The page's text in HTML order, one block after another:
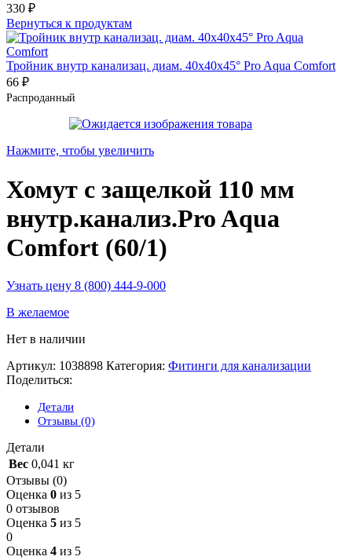
330 ₽
Вернуться к продуктам
Тройник внутр канализац. диам. 40х40х45° Pro Aqua Comfort
66 ₽
Распроданный
Нажмите, чтобы увеличить
Хомут c защелкой 110 мм
внутр.канализ.Pro Aqua
Comfort (60/1)
Узнать цену 8 (800) 444-9-000
В желаемое
Нет в наличии
Артикул: 1038898 Категория: Фитинги для канализации
Поделиться:
Детали
Отзывы (0)
Детали
Вес 0,041 кг
Отзывы (0)
Оценка 0 из 5
0 отзывов
Оценка 5 из 5
0
Оценка 4 из 5